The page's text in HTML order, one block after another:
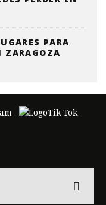
PARA
ZARAGOZA